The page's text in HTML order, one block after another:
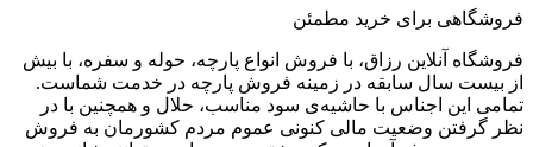
فروشگاهی برای خرید مطمئن
فروشگاه آنلاین رزاق، با فروش انواع پارچه، حوله و سفره، با بیش
از بیست سال سابقه در زمینه فروش پارچه در خدمت شماست.
تمامی این اجناس با حاشیه‌ی سود مناسب، حلال و همچنین با در
نظر گرفتن وضعیت مالی کنونی عموم مردم کشورمان به فروش